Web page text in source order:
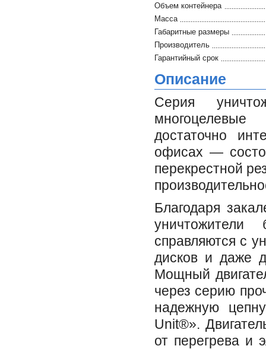
Объем контейнера
Масса
Габаритные размеры
Производитель
Гарантийный срок
Описание
Серия
достаточно
офисах —
перекрестной
Благодаря
справляются с
дисков и даже
Мощный
через серию
надежную
Unit®».
от перегрева и